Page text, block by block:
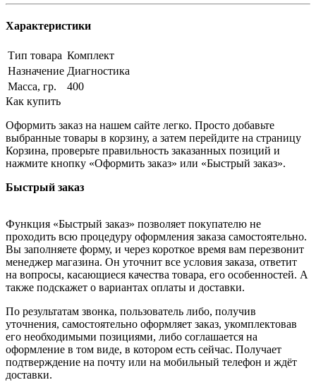
Характеристики
Тип товара Комплект
Назначение Диагностика
Масса, гр.
400
Как купить
Оформить заказ на нашем сайте легко. Просто добавьте
выбранные товары в корзину, а затем перейдите на страницу
Корзина, проверьте правильность заказанных позиций и
нажмите кнопку «Оформить заказ» или «Быстрый заказ».
Быстрый заказ
Функция «Быстрый заказ» позволяет покупателю не
проходить всю процедуру оформления заказа самостоятельно.
Вы заполняете форму, и через короткое время вам перезвонит
менеджер магазина. Он уточнит все условия заказа, ответит
на вопросы, касающиеся качества товара, его особенностей. А
также подскажет о вариантах оплаты и доставки.
По результатам звонка, пользователь либо, получив
уточнения, самостоятельно оформляет заказ, укомплектовав
его необходимыми позициями, либо соглашается на
оформление в том виде, в котором есть сейчас. Получает
подтверждение на почту или на мобильный телефон и ждёт
доставки.